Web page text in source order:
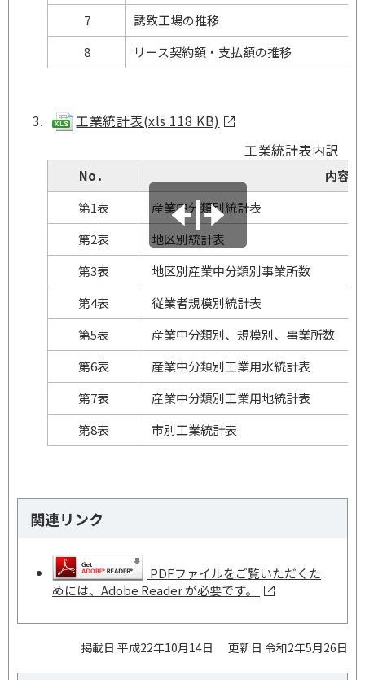
7
誘致工場の推移
8
リース契約額・支払額の推移
工業統計表(xls 118 KB)
工業統計表内訳
No．
内容
第1表
産業中分類別統計表
第2表
地区別統計表
第3表
地区別産業中分類別事業所数
第4表
従業者規模別統計表
第5表
産業中分類別、規模別、事業所数
第6表
産業中分類別工業用水統計表
第7表
産業中分類別工業用地統計表
第8表
市別工業統計表
関連リンク
PDFファイルをご覧いただくた
めには、Adobe Reader が必要です。
掲載日 平成22年10月14日 更新日 令和2年5月26日